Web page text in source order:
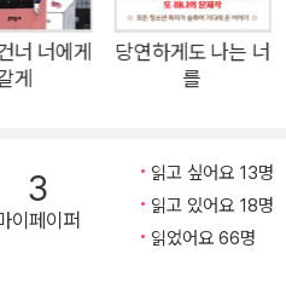
오래된, 그러나 결코 포기할 수
기도 한 메시지를 누가 이토록
낼 수 있을까? 이야기 본연의 힘
청소년 문학의 역사를 새로 쓴 이
두 번째 이야기가 지금 우리에게
이』의 명성을 고스란히 잇는, 기
너 너에게
게
당연하게도 나는 너
를
3
이페이퍼
읽고 싶어요 13명
읽고 있어요 18명
읽었어요 66명